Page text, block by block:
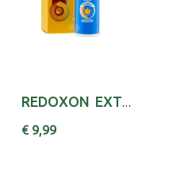
REDOXON EXTRA DEF COMP EFERV X15 ASCORBICO (A...
€ 9,99